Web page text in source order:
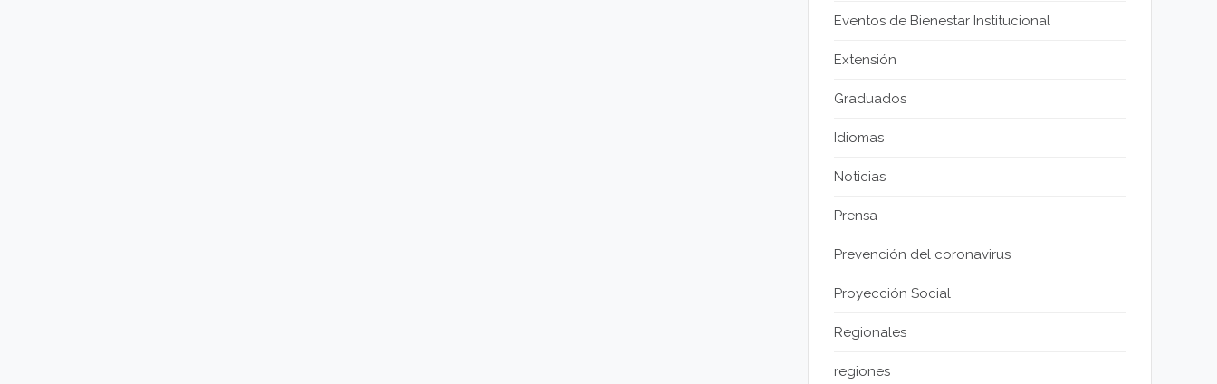
Eventos de Bienestar Institucional
Extensión
Graduados
Idiomas
Noticias
Prensa
Prevención del coronavirus
Proyección Social
Regionales
regiones